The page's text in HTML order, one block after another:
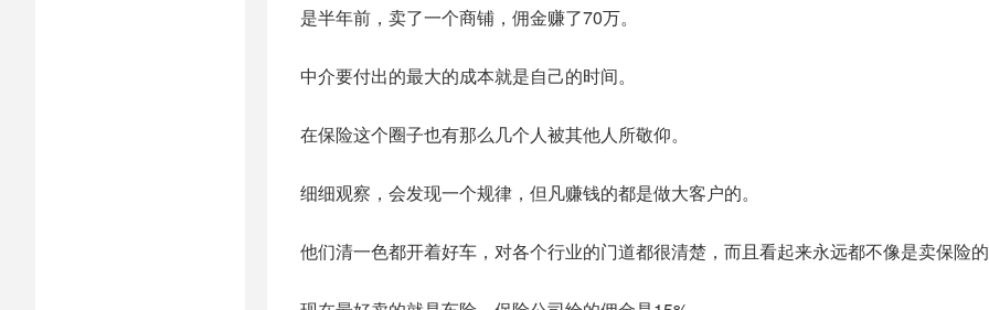
是半年前，卖了一个商铺，佣金赚了70万。
中介要付出的最大的成本就是自己的时间。
在保险这个圈子也有那么几个人被其他人所敬仰。
细细观察，会发现一个规律，但凡赚钱的都是做大客户的。
他们清一色都开着好车，对各个行业的门道都很清楚，而且看起来永远都不像是卖保险